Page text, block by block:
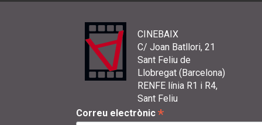
CINEBAIX
C/ Joan Batllori, 21
Sant Feliu de
Llobregat (Barcelona)
RENFE línia R1 i R4,
Sant Feliu
Correu electrònic *